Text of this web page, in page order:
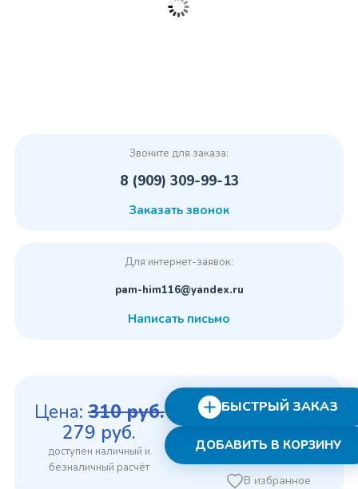
Звоните для заказа:
8 (909) 309-99-13
Заказать звонок
Для интернет-заявок:
pam-him116@yandex.ru
Написать письмо
Цена: 310руб.
Первоначальная
цена
составляла
279 руб. Текущая
цена:
279 руб..
ДОБАВИТЬ В КОРЗИНУ
БЫСТРЫЙ ЗАКАЗ
В избранное